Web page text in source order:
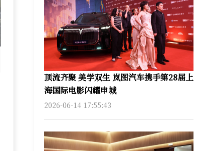
顶流齐聚 美学双生 岚图汽车携手第28届上
海国际电影闪耀申城
2026-06-14 17:55:43